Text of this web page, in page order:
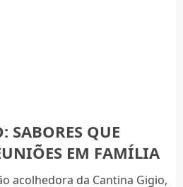
SABORES QUE
EM FAMÍLIA
acolhedora da Cantina Gigio,